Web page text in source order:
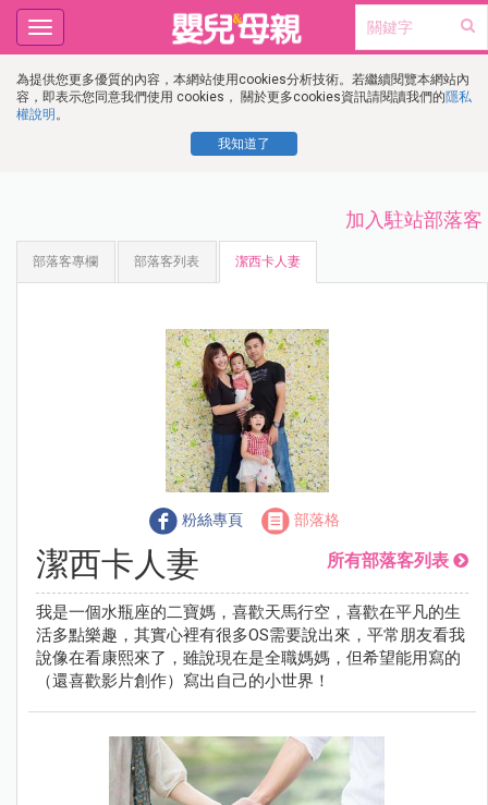
為提供您更多優質的內容，本網站使用cookies分析技術。若繼續閱覽本網站內
容，即表示您同意我們使用 cookies， 關於更多cookies資訊請閱讀我們的隱私
權說明 。
我知道了
Toggle
navigation
加入駐站部落客
部落客專欄 部落客列表 潔西卡人妻
粉絲專頁 部落格
潔西卡人妻 所有部落客列表
我是一個水瓶座的二寶媽，喜歡天馬行空，喜歡在平凡的生
活多點樂趣，其實心裡有很多OS需要說出來，平常朋友看我
說像在看康熙來了，雖說現在是全職媽媽，但希望能用寫的
（還喜歡影片創作）寫出自己的小世界！